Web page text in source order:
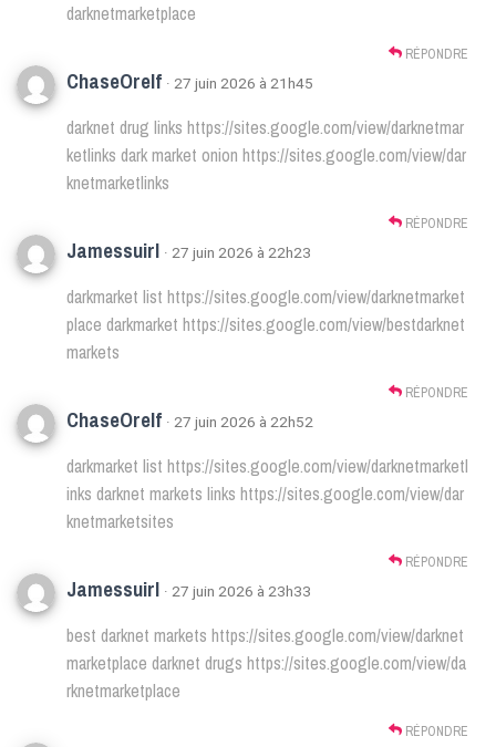
darknetmarketplace
RÉPONDRE
ChaseOrelf · 27 juin 2026 à 21h45
darknet drug links https://sites.google.com/view/darknetmar
ketlinks dark market onion https://sites.google.com/view/dar
knetmarketlinks
RÉPONDRE
Jamessuirl · 27 juin 2026 à 22h23
darkmarket list https://sites.google.com/view/darknetmarket
place darkmarket https://sites.google.com/view/bestdarknet
markets
RÉPONDRE
ChaseOrelf · 27 juin 2026 à 22h52
darkmarket list https://sites.google.com/view/darknetmarketl
inks darknet markets links https://sites.google.com/view/dar
knetmarketsites
RÉPONDRE
Jamessuirl · 27 juin 2026 à 23h33
best darknet markets https://sites.google.com/view/darknet
marketplace darknet drugs https://sites.google.com/view/da
rknetmarketplace
RÉPONDRE